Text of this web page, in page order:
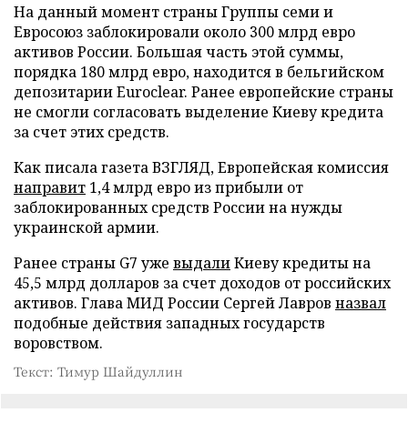
На данный момент страны Группы семи и
Евросоюз заблокировали около 300 млрд евро
активов России. Большая часть этой суммы,
порядка 180 млрд евро, находится в бельгийском
депозитарии Euroclear. Ранее европейские страны
не смогли согласовать выделение Киеву кредита
за счет этих средств.
Как писала газета ВЗГЛЯД, Европейская комиссия
направит 1,4 млрд евро из прибыли от
заблокированных средств России на нужды
украинской армии.
Ранее страны G7 уже выдалиКиеву кредиты на
45,5 млрд долларов за счет доходов от российских
активов. Глава МИД России Сергей Лавров назвал
подобные действия западных государств
воровством.
Текст: Тимур Шайдуллин